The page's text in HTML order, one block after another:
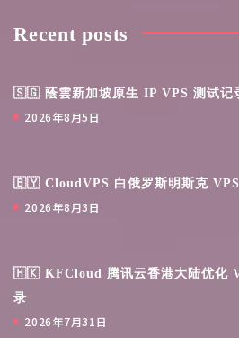
Recent posts
🇸🇬 蔭雲新加坡原生 IP VPS 测试记
2026年8月5日
🇧🇾 CloudVPS 白俄罗斯明斯克
2026年8月3日
🇭🇰 KFCloud 腾讯云香港大陆优化
录
2026年7月31日